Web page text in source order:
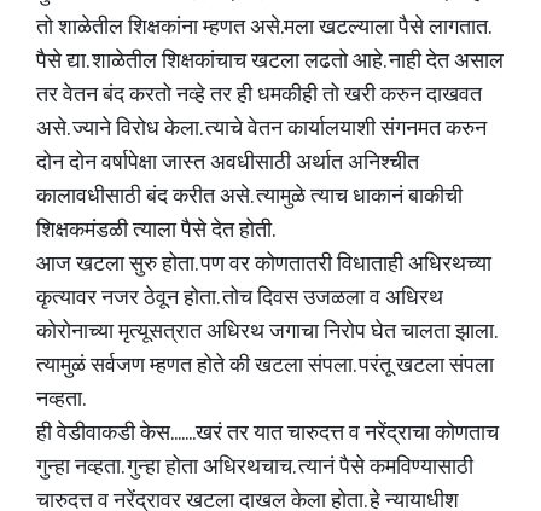
तो शाळेतील शिक्षकांना म्हणत असे.मला खटल्याला पैसे लागतात.
पैसे द्या. शाळेतील शिक्षकांचाच खटला लढतो आहे. नाही देत असाल
तर वेतन बंद करतो नव्हे तर ही धमकीही तो खरी करुन दाखवत
असे. ज्याने विरोध केला. त्याचे वेतन कार्यालयाशी संगनमत करुन
दोन दोन वर्षापेक्षा जास्त अवधीसाठी अर्थात अनिश्चीत
कालावधीसाठी बंद करीत असे. त्यामुळे त्याच धाकानं बाकीची
शिक्षकमंडळी त्याला पैसे देत होती.
आज खटला सुरु होता. पण वर कोणतातरी विधाताही अधिरथच्या
कृत्यावर नजर ठेवून होता. तोच दिवस उजळला व अधिरथ
कोरोनाच्या मृत्यूसत्रात अधिरथ जगाचा निरोप घेत चालता झाला.
त्यामुळं सर्वजण म्हणत होते की खटला संपला. परंतू खटला संपला
नव्हता.
ही वेडीवाकडी केस.......खरं तर यात चारुदत्त व नरेंद्राचा कोणताच
गुन्हा नव्हता. गुन्हा होता अधिरथचाच. त्यानं पैसे कमविण्यासाठी
चारुदत्त व नरेंद्रावर खटला दाखल केला होता. हे न्यायाधीश